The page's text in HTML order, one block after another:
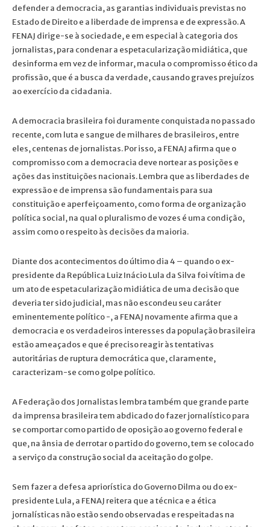
defender a democracia, as garantias individuais previstas no
Estado de Direito e a liberdade de imprensa e de expressão. A
FENAJ dirige-se à sociedade, e em especial à categoria dos
jornalistas, para condenar a espetacularização midiática, que
desinforma em vez de informar, macula o compromisso ético da
profissão, que é a busca da verdade, causando graves prejuízos
ao exercício da cidadania.
A democracia brasileira foi duramente conquistada no passado
recente, com luta e sangue de milhares de brasileiros, entre
eles, centenas de jornalistas. Por isso, a FENAJ afirma que o
compromisso com a democracia deve nortear as posições e
ações das instituições nacionais. Lembra que as liberdades de
expressão e de imprensa são fundamentais para sua
constituição e aperfeiçoamento, como forma de organização
política social, na qual o pluralismo de vozes é uma condição,
assim como o respeito às decisões da maioria.
Diante dos acontecimentos do último dia 4 – quando o ex-
presidente da República Luiz Inácio Lula da Silva foi vítima de
um ato de espetacularização midiática de uma decisão que
deveria ter sido judicial, mas não escondeu seu caráter
eminentemente político -, a FENAJ novamente afirma que a
democracia e os verdadeiros interesses da população brasileira
estão ameaçados e que é preciso reagir às tentativas
autoritárias de ruptura democrática que, claramente,
caracterizam-se como golpe político.
A Federação dos Jornalistas lembra também que grande parte
da imprensa brasileira tem abdicado do fazer jornalístico para
se comportar como partido de oposição ao governo federal e
que, na ânsia de derrotar o partido do governo, tem se colocado
a serviço da construção social da aceitação do golpe.
Sem fazer a defesa apriorística do Governo Dilma ou do ex-
presidente Lula, a FENAJ reitera que a técnica e a ética
jornalísticas não estão sendo observadas e respeitadas na